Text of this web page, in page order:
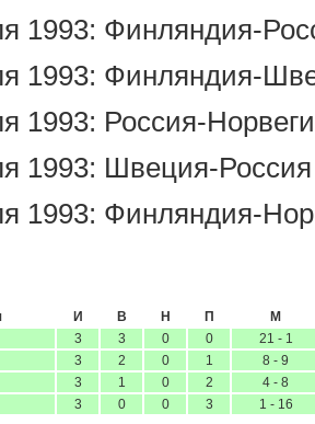
1993: Финляндия-
1993: Финляндия-
1993: Россия-
1993: Швеция-
1993: Финляндия-
И В Н П
М
3 3 0 0
21 - 1
3 2 0 1
8 - 9
3 1 0 2
4 - 8
3 0 0 3 1 - 16